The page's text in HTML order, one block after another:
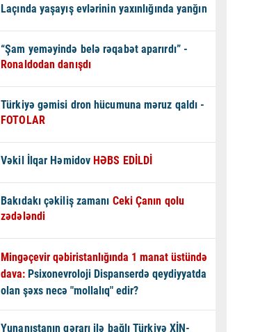
Laçında yaşayış evlərinin yaxınlığında yanğın
“Şam yeməyində belə rəqabət aparırdı” -
Ronaldodan danışdı
Türkiyə gəmisi dron hücumuna məruz qaldı -
FOTOLAR
Vəkil İlqar Həmidov HƏBS EDİLDİ
Bakıdakı çəkiliş zamanı Ceki Çanın qolu
zədələndi
Mingəçevir qəbiristanlığında 1 manat üstündə
dava: Psixonevroloji Dispanserdə qeydiyyatda
olan şəxs necə "mollalıq" edir?
Yunanıstanın qərarı ilə bağlı Türkiyə XİN-